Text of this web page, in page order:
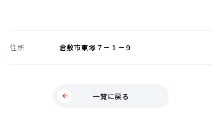
住所 倉敷市東塚７－１－９
一覧に戻る